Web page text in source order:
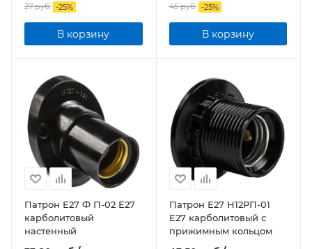
27руб. -25%
В корзину
45руб. -25%
В корзину
Патрон Е27 Ф П-02 Е27
карболитовый
настенный
Патрон Е27 Н12РП-01
Е27 карболитовый с
прижимным кольцом